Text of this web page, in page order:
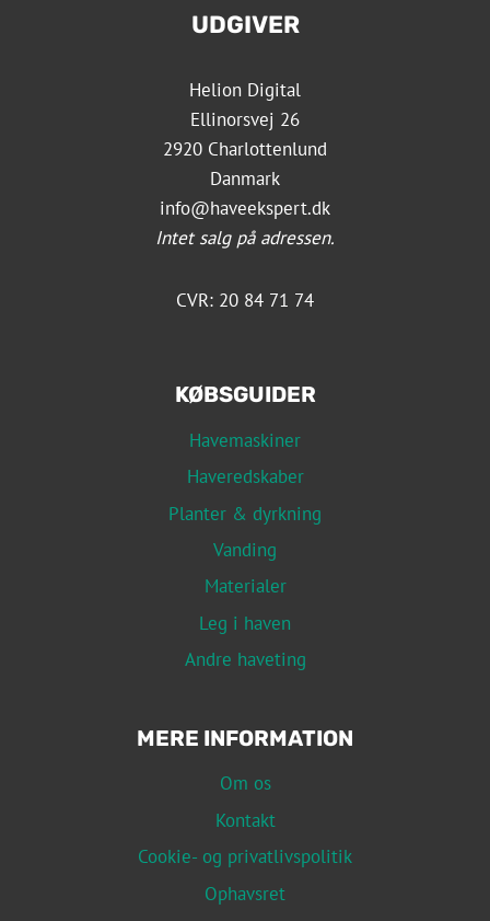
UDGIVER
Helion Digital
Ellinorsvej 26
2920 Charlottenlund
Danmark
info@haveekspert.dk
Intet salg på adressen.
CVR: 20 84 71 74
KØBSGUIDER
Havemaskiner
Haveredskaber
Planter & dyrkning
Vanding
Materialer
Leg i haven
Andre haveting
MERE INFORMATION
Om os
Kontakt
Cookie- og privatlivspolitik
Ophavsret